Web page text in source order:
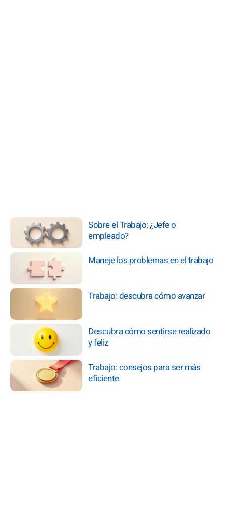
Sobre el Trabajo: ¿Jefe o
empleado?
Maneje los problemas en el trabajo
Trabajo: descubra cómo avanzar
Descubra cómo sentirse realizado
y feliz
Trabajo: consejos para ser más
eficiente